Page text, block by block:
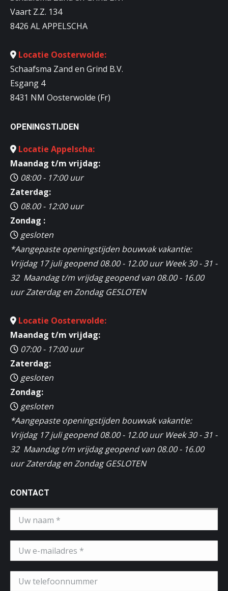
Vaart Z.Z. 134
8426 AL APPELSCHA
Locatie Oosterwolde:
Schaafsma Zand en Grind B.V.
Esgang 4
8431 NM Oosterwolde (Fr)
OPENINGSTIJDEN
Locatie Appelscha:
Maandag t/m vrijdag:
08:00 - 17:00 uur
Zaterdag:
08.00 - 12:00 uur
Zondag :
gesloten
*Aangepaste openingstijden bouwvak vakantie:
Vrijdag 17 juli geopend 08.00 - 12.00 uur Week 30 - 31 -
32 Maandag t/m vrijdag geopend van 08.00 - 16.00
uur Zaterdag en Zondag GESLOTEN
Locatie Oosterwolde:
Maandag t/m vrijdag:
07:00 - 17:00 uur
Zaterdag:
gesloten
Zondag:
gesloten
*Aangepaste openingstijden bouwvak vakantie:
Vrijdag 17 juli geopend 08.00 - 12.00 uur Week 30 - 31 -
32 Maandag t/m vrijdag geopend van 08.00 - 16.00
uur Zaterdag en Zondag GESLOTEN
CONTACT